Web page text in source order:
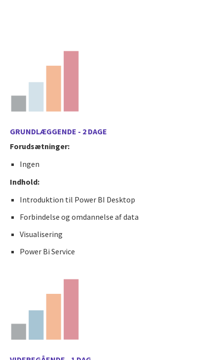
GRUNDLÆGGENDE - 2 DAGE
Forudsætninger:
Ingen
Indhold:
Introduktion til Power BI Desktop
Forbindelse og omdannelse af data
Visualisering
Power Bi Service